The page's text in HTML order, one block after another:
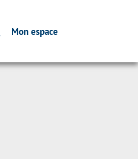
Mon espace